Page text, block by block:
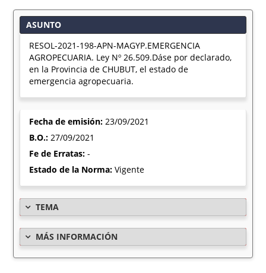
ASUNTO
RESOL-2021-198-APN-MAGYP.EMERGENCIA
AGROPECUARIA. Ley Nº 26.509.Dáse por declarado,
en la Provincia de CHUBUT, el estado de
emergencia agropecuaria.
Fecha de emisión:23/09/2021
B.O.:27/09/2021
Fe de Erratas:-
Estado de la Norma:Vigente
TEMA
MÁS INFORMACIÓN